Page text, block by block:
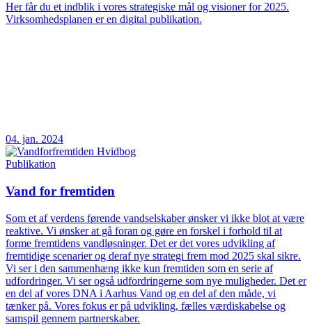
Her får du et indblik i vores strategiske mål og visioner for 2025.
Virksomhedsplanen er en digital publikation.
04. jan. 2024
Publikation
Vand for fremtiden
Som et af verdens førende vandselskaber ønsker vi ikke blot at være
reaktive. Vi ønsker at gå foran og gøre en forskel i forhold til at
forme fremtidens vandløsninger. Det er det vores udvikling af
fremtidige scenarier og deraf nye strategi frem mod 2025 skal sikre.
Vi ser i den sammenhæng ikke kun fremtiden som en serie af
udfordringer. Vi ser også udfordringerne som nye muligheder. Det er
en del af vores DNA i Aarhus Vand og en del af den måde, vi
tænker på. Vores fokus er på udvikling, fælles værdiskabelse og
samspil gennem partnerskaber.